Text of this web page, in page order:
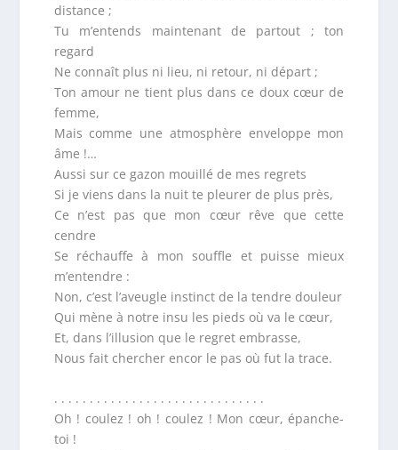
distance ;
Tu m’entends maintenant de partout ; ton
regard
Ne connaît plus ni lieu, ni retour, ni départ ;
Ton amour ne tient plus dans ce doux cœur de
femme,
Mais comme une atmosphère enveloppe mon
âme !…
Aussi sur ce gazon mouillé de mes regrets
Si je viens dans la nuit te pleurer de plus près,
Ce n’est pas que mon cœur rêve que cette
cendre
Se réchauffe à mon souffle et puisse mieux
m’entendre :
Non, c’est l’aveugle instinct de la tendre douleur
Qui mène à notre insu les pieds où va le cœur,
Et, dans l’illusion que le regret embrasse,
Nous fait chercher encor le pas où fut la trace.
. . . . . . . . . . . . . . . . . . . . . . . . . . . . . .
Oh ! coulez ! oh ! coulez ! Mon cœur, épanche-
toi !